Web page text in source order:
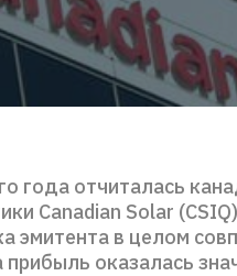
года отчиталась
Canadian Solar
эмитента в целом
оказалась